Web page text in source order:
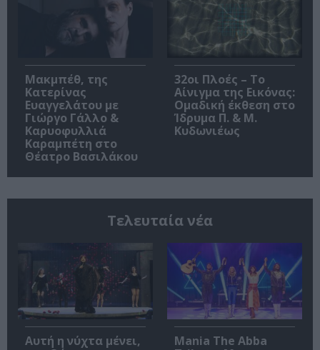
Μακμπέθ, της
Κατερίνας
Ευαγγελάτου με
Γιώργο Γάλλο &
Καρυοφυλλιά
Καραμπέτη στο
Θέατρο Βασιλάκου
32οι Πλοές – Το
Αίνιγμα της Εικόνας:
Ομαδική έκθεση στο
Ίδρυμα Π. & Μ.
Κυδωνιέως
Τελευταία νέα
Αυτή η νύχτα μένει,
Mania The Abba